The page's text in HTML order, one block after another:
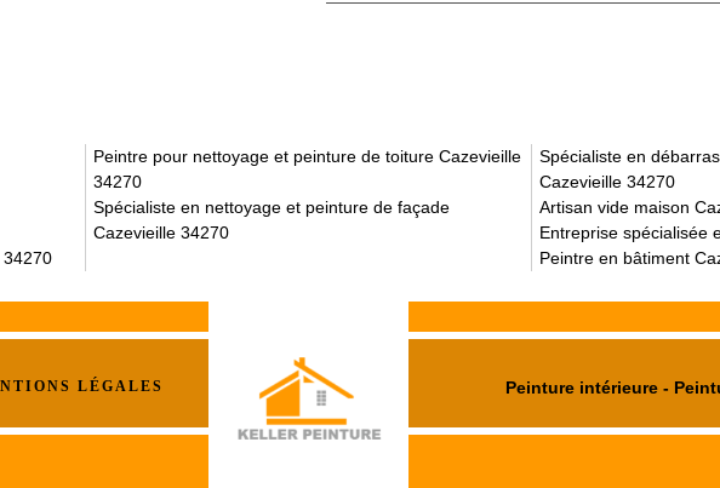
34270
Peintre pour nettoyage et peinture de toiture Cazevieille
34270
Spécialiste en nettoyage et peinture de façade
Cazevieille 34270
Spécialiste en
Cazevieille 34270
Artisan vide maison
Entreprise spécialisée
Peintre en bâtiment
LÉGALES Peinture intérieure -